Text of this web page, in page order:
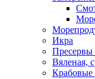
Икра
Пресервы
Вяленая,
Крабовые